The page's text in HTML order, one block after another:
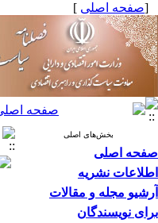
[صفحه اصلی ]
بخش‌های اصلی
صفحه اصلی
اطلاعات نشریه
آرشیو مجله و مقالات
برای نویسندگان